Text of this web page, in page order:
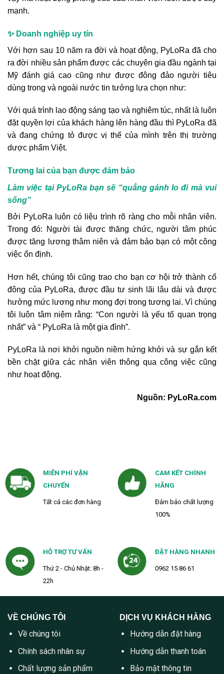
mạnh.
✨ Doanh nghiệp uy tín
Với hơn sau 10 năm ra đời và hoạt động, PyLoRa đã cho
ra đời nhiều sản phẩm được các chuyên gia đầu ngành tại
Mỹ đánh giá cao cũng như được đông đảo người tiêu
dùng trong và ngoài nước tin tưởng lựa chọn như:
Với quá trình lao động sáng tạo và nghiêm túc, nhất là luôn
đặt quyền lợi của khách hàng lên hàng đầu thì PyLoRa đã
và đang chứng tỏ được vị thế của mình trên thị trường
dược phẩm Việt.
Tương lai của bạn được đảm bảo
Làm việc tại PyLoRa bạn sẽ “quẳng gánh lo đi mà vui
sống”
Bởi PyLoRa luôn có liệu trình rõ ràng cho mỗi nhân viên.
Trong đó: Người tài được thăng chức, người tâm phúc
được tăng lương thâm niên và đảm bảo bạn có một công
việc ổn định.
Hơn hết, chúng tôi cũng trao cho bạn cơ hội trở thành cổ
đông của PyLoRa, được đầu tư sinh lãi lâu dài và được
hưởng mức lương như mong đợi trong tương lai. Vì chúng
tôi luôn tâm niệm rằng: “Con người là yếu tố quan trọng
nhất” và “ PyLoRa là một gia đình”.
PyLoRa là nơi khởi nguồn niềm hứng khởi và sự gắn kết
bền chặt giữa các nhân viên thông qua công việc cũng
như hoạt động.
Nguồn: PyLoRa.com
MIỄN PHÍ VẬN
CHUYỂN
Tất cả các đơn hàng
CAM KẾT CHÍNH
HÃNG
Đảm bảo chất lượng
100%
HỖ TRỢ TƯ VẤN
Thứ 2 - Chủ Nhật: 8h -
22h
ĐẶT HÀNG NHANH
0962 15 86 61
VỀ CHÚNG TÔI
Về chúng tôi
Chính sách nhân sự
Chất lượng sản phẩm
DỊCH VỤ KHÁCH HÀNG
Hướng dẫn đặt hàng
Hướng dẫn thanh toán
Bảo mật thông tin